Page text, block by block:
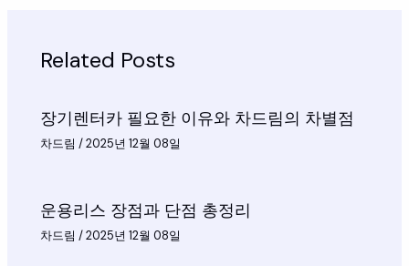
Related Posts
장기렌터카 필요한 이유와 차드림의 차별점
차드림 /2025년 12월 08일
운용리스 장점과 단점 총정리
차드림 /2025년 12월 08일